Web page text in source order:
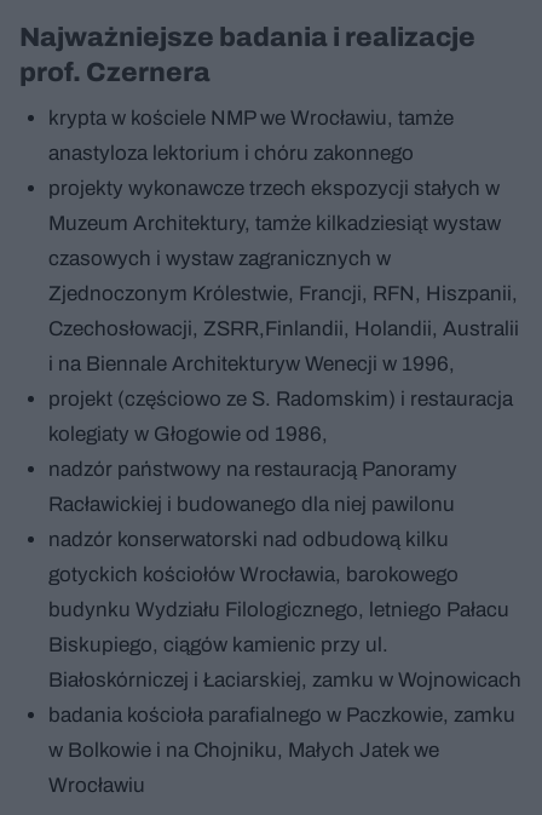
Najważniejsze badania i realizacje
prof. Czernera
krypta w kościele NMP we Wrocławiu, tamże
anastyloza lektorium i chóru zakonnego
projekty wykonawcze trzech ekspozycji stałych w
Muzeum Architektury, tamże kilkadziesiąt wystaw
czasowych i wystaw zagranicznych w
Zjednoczonym Królestwie, Francji, RFN, Hiszpanii,
Czechosłowacji, ZSRR,Finlandii, Holandii, Australii
i na Biennale Architekturyw Wenecji w 1996,
projekt (częściowo ze S. Radomskim) i restauracja
kolegiaty w Głogowie od 1986,
nadzór państwowy na restauracją Panoramy
Racławickiej i budowanego dla niej pawilonu
nadzór konserwatorski nad odbudową kilku
gotyckich kościołów Wrocławia, barokowego
budynku Wydziału Filologicznego, letniego Pałacu
Biskupiego, ciągów kamienic przy ul.
Białoskórniczej i Łaciarskiej, zamku w Wojnowicach
badania kościoła parafialnego w Paczkowie, zamku
w Bolkowie i na Chojniku, Małych Jatek we
Wrocławiu